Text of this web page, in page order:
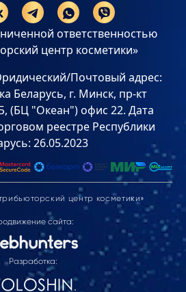
ответственностью
центр косметики»
Почтовый адрес:
Беларусь, г. Минск, пр-кт
(БЦ "Океан") офис 22. Дата
реестре Республики
26.05.2023
центр косметики»
сайта:
Разработка: